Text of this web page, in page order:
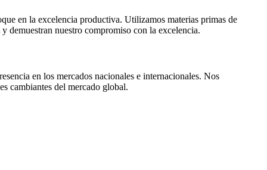
en la excelencia productiva. Utilizamos materias primas de
demuestran nuestro compromiso con la excelencia.
en los mercados nacionales e internacionales. Nos
cambiantes del mercado global.